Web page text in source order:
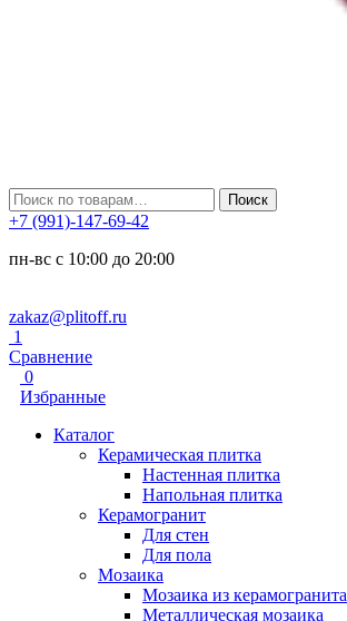
Искать: Поиск
+7 (991)-147-69-42
пн-вс с 10:00 до 20:00
zakaz@plitoff.ru
1
Сравнение
0
Избранные
Каталог
Керамическая плитка
Настенная плитка
Напольная плитка
Керамогранит
Для стен
Для пола
Мозаика
Мозаика из керамогранита
Металлическая мозаика